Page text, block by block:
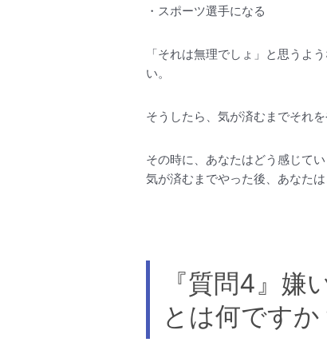
・スポーツ選手になる
「それは無理でしょ」と思うよ
い。
そうしたら、気が済むまでそれ
その時に、あなたはどう感じてい
気が済むまでやった後、あなた
『質問4』嫌
とは何ですか